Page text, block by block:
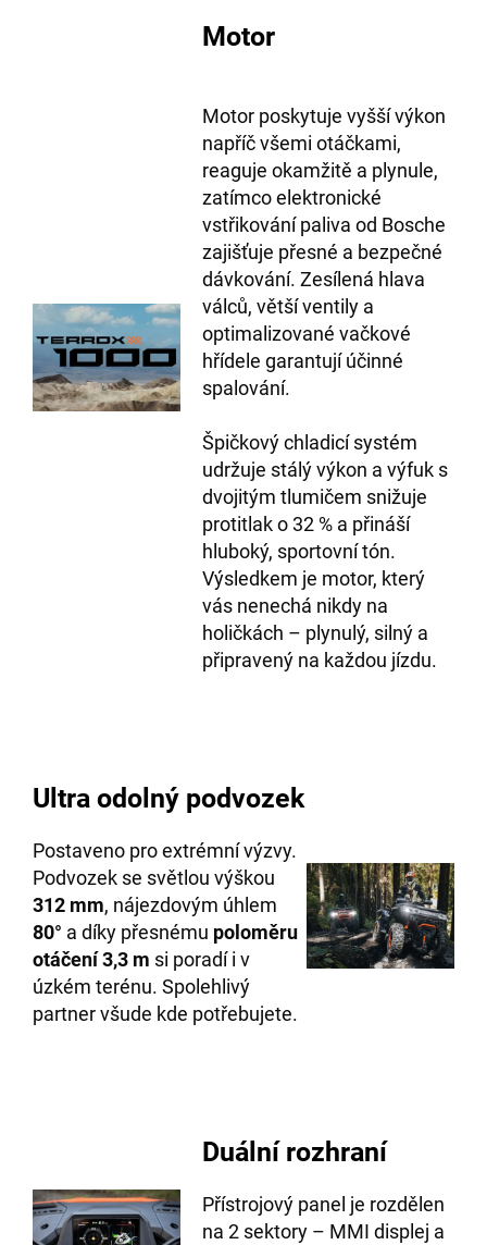
Motor
Motor poskytuje vyšší výkon
napříč všemi otáčkami,
reaguje okamžitě a plynule,
zatímco elektronické
vstřikování paliva od Bosche
zajišťuje přesné a bezpečné
dávkování. Zesílená hlava
válců, větší ventily a
optimalizované vačkové
hřídele garantují účinné
spalování.
Špičkový chladicí systém
udržuje stálý výkon a výfuk s
dvojitým tlumičem snižuje
protitlak o 32 % a přináší
hluboký, sportovní tón.
Výsledkem je motor, který
vás nenechá nikdy na
holičkách – plynulý, silný a
připravený na každou jízdu.
Ultra odolný podvozek
Postaveno pro extrémní výzvy.
Podvozek se světlou výškou
312 mm, nájezdovým úhlem
80° a díky přesnému poloměru
otáčení 3,3 m si poradí i v
úzkém terénu. Spolehlivý
partner všude kde potřebujete.
Duální rozhraní
Přístrojový panel je rozdělen
na 2 sektory – MMI displej a